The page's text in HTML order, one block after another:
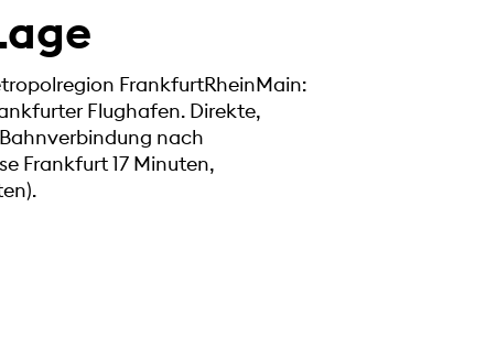
FrankfurtRheinMain:
Flughafen. Direkte,
nach
Frankfurt 17 Minuten,